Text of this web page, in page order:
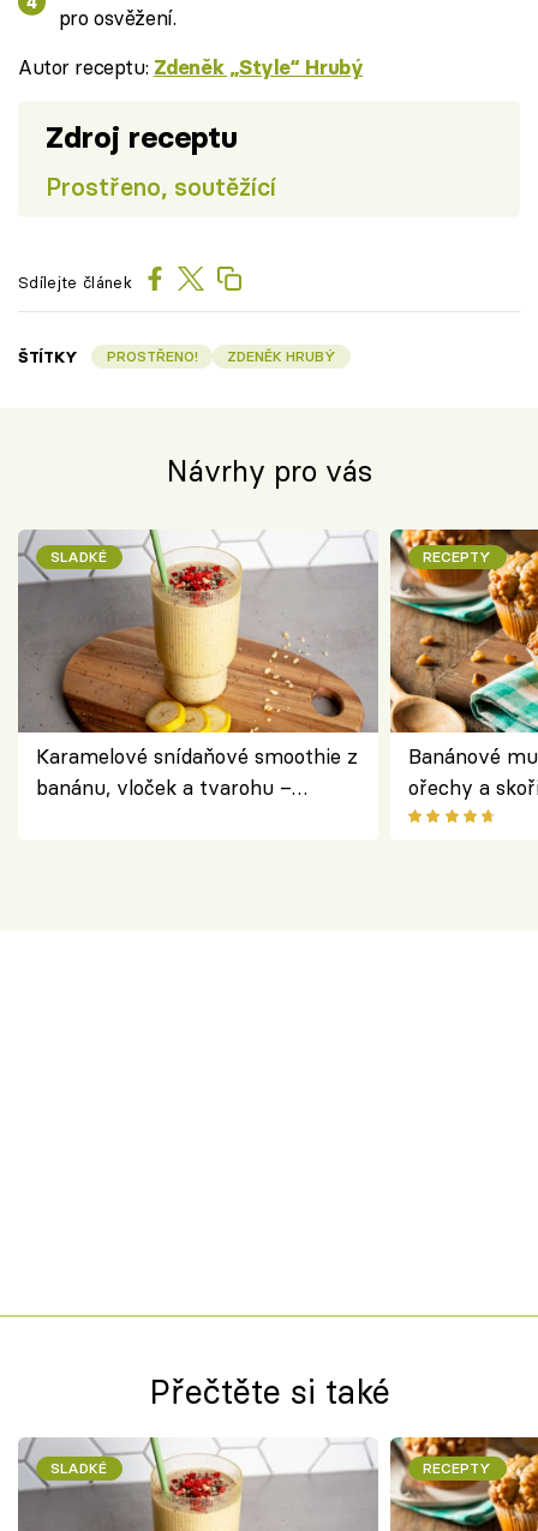
pro osvěžení.
Autor receptu: Zdeněk „Style“ Hrubý
Zdroj receptu
Prostřeno, soutěžící
Sdílejte článek
ŠTÍTKY PROSTŘENO! ZDENĚK HRUBÝ
Návrhy pro vás
SLADKÉ
Karamelové snídaňové smoothie z
banánu, vloček a tvarohu –
RECEPTY
Banánové
ořechy a
Přečtěte si také
SLADKÉ RECEPTY